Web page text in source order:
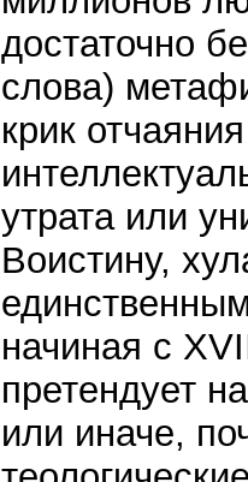
достаточно
слова)
крик
утрата или
Воистину,
начиная с
претендует
или иначе,